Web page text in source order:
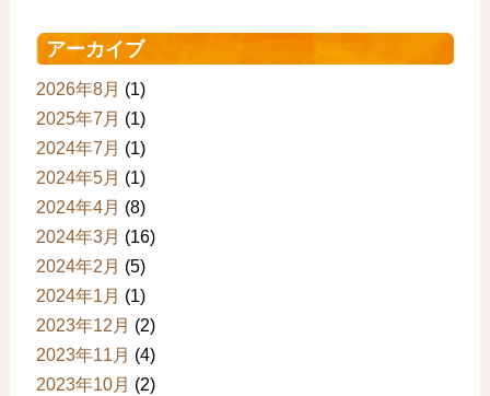
アーカイブ
2026年8月 (1)
2025年7月 (1)
2024年7月 (1)
2024年5月 (1)
2024年4月 (8)
2024年3月 (16)
2024年2月 (5)
2024年1月 (1)
2023年12月 (2)
2023年11月 (4)
2023年10月 (2)